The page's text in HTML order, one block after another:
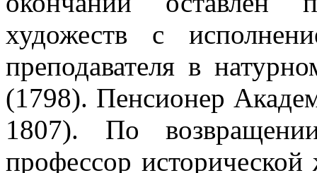
художеств с
преподавателя в
(1798). Пенсионер
1807). По
профессор